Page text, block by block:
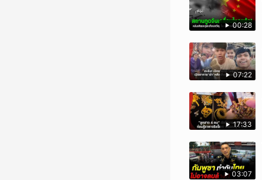
00:28
07:22
17:33
03:07